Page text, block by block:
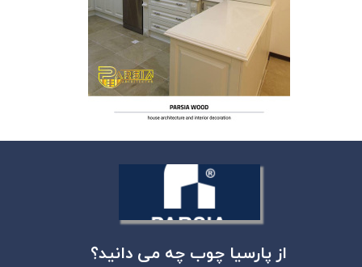
از پارسیا چوب چه می دانید؟​​​​​​​